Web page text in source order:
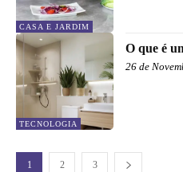
CASA E JARDIM
TECNOLOGIA
O que é
26 de
1 2 3